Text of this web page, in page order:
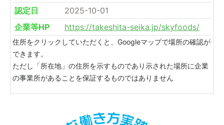
認定日
2025-10-01
企業等HP
https://takeshita-seika.jp/skyfoods/
住所をクリックしていただくと、Googleマップで場所の確認が
できます。
ただし「所在地」の住所を示すものであり示された場所に企業
の事業所があることを保証するものではありません